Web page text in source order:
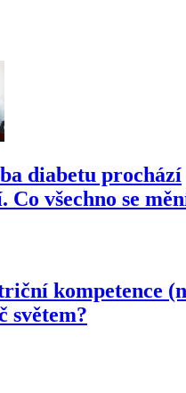
diabetu prochází
všechno se
kompetence
světem?